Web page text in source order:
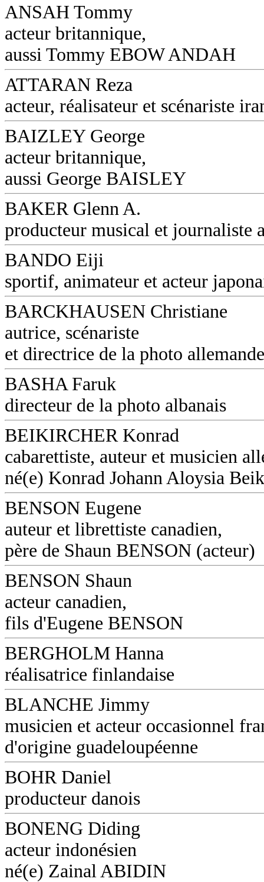
ANSAH Tommy
acteur britannique,
aussi Tommy EBOW ANDAH
ATTARAN Reza
acteur, réalisateur et scénariste
BAIZLEY George
acteur britannique,
aussi George BAISLEY
BAKER Glenn A.
producteur musical et journaliste
BANDO Eiji
sportif, animateur et acteur
BARCKHAUSEN Christiane
autrice, scénariste
et directrice de la photo allemande
BASHA Faruk
directeur de la photo albanais
BEIKIRCHER Konrad
cabarettiste, auteur et musicien
né(e) Konrad Johann Aloysia
BENSON Eugene
auteur et librettiste canadien,
père de Shaun BENSON (acteur)
BENSON Shaun
acteur canadien,
fils d'Eugene BENSON
BERGHOLM Hanna
réalisatrice finlandaise
BLANCHE Jimmy
musicien et acteur occasionnel
d'origine guadeloupéenne
BOHR Daniel
producteur danois
BONENG Diding
acteur indonésien
né(e) Zainal ABIDIN